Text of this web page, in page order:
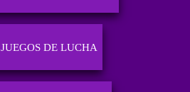
JUEGOS DE LUCHA